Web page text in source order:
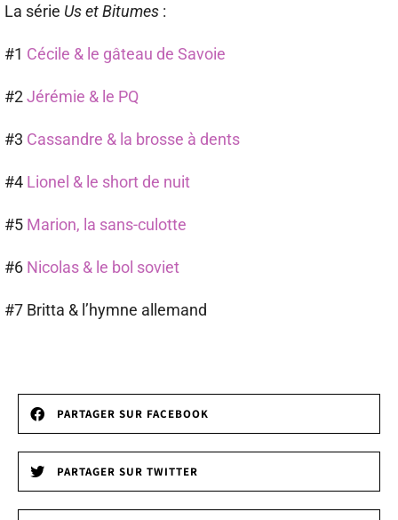
La série Us et Bitumes :
#1 Cécile & le gâteau de Savoie
#2Jérémie & le PQ
#3 Cassandre & la brosse à dents
#4 Lionel & le short de nuit
#5 Marion, la sans-culotte
#6 Nicolas & le bol soviet
#7 Britta & l’hymne allemand
PARTAGER SUR FACEBOOK
PARTAGER SUR TWITTER